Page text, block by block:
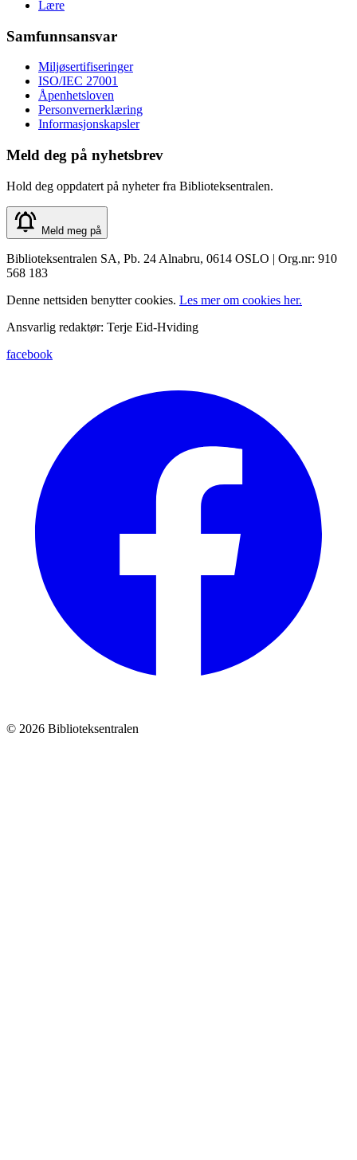
Lære
Samfunnsansvar
Miljøsertifiseringer
ISO/IEC 27001
Åpenhetsloven
Personvernerklæring
Informasjonskapsler
Meld deg på nyhetsbrev
Hold deg oppdatert på nyheter fra Biblioteksentralen.
Meld meg på
Biblioteksentralen SA, Pb. 24 Alnabru, 0614 OSLO | Org.nr: 910
568 183
Denne nettsiden benytter cookies. Les mer om cookies her.
Ansvarlig redaktør: Terje Eid-Hviding
facebook
© 2026 Biblioteksentralen